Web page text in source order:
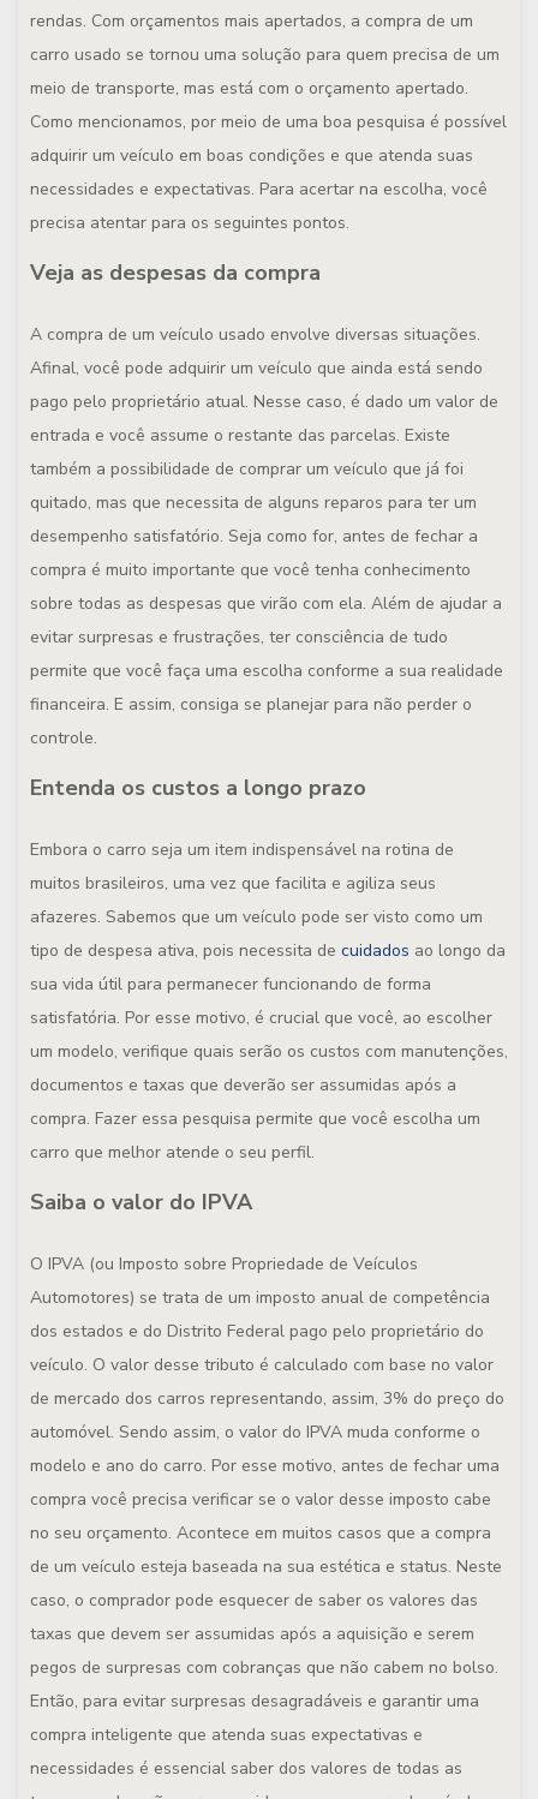
rendas. Com orçamentos mais apertados, a compra de um
carro usado se tornou uma solução para quem precisa de um
meio de transporte, mas está com o orçamento apertado.
Como mencionamos, por meio de uma boa pesquisa é possível
adquirir um veículo em boas condições e que atenda suas
necessidades e expectativas. Para acertar na escolha, você
precisa atentar para os seguintes pontos.
Veja as despesas da compra
A compra de um veículo usado envolve diversas situações.
Afinal, você pode adquirir um veículo que ainda está sendo
pago pelo proprietário atual. Nesse caso, é dado um valor de
entrada e você assume o restante das parcelas. Existe
também a possibilidade de comprar um veículo que já foi
quitado, mas que necessita de alguns reparos para ter um
desempenho satisfatório. Seja como for, antes de fechar a
compra é muito importante que você tenha conhecimento
sobre todas as despesas que virão com ela. Além de ajudar a
evitar surpresas e frustrações, ter consciência de tudo
permite que você faça uma escolha conforme a sua realidade
financeira. E assim, consiga se planejar para não perder o
controle.
Entenda os custos a longo prazo
Embora o carro seja um item indispensável na rotina de
muitos brasileiros, uma vez que facilita e agiliza seus
afazeres. Sabemos que um veículo pode ser visto como um
tipo de despesa ativa, pois necessita de cuidados ao longo da
sua vida útil para permanecer funcionando de forma
satisfatória. Por esse motivo, é crucial que você, ao escolher
um modelo, verifique quais serão os custos com manutenções,
documentos e taxas que deverão ser assumidas após a
compra. Fazer essa pesquisa permite que você escolha um
carro que melhor atende o seu perfil.
Saiba o valor do IPVA
O IPVA (ou Imposto sobre Propriedade de Veículos
Automotores) se trata de um imposto anual de competência
dos estados e do Distrito Federal pago pelo proprietário do
veículo. O valor desse tributo é calculado com base no valor
de mercado dos carros representando, assim, 3% do preço do
automóvel. Sendo assim, o valor do IPVA muda conforme o
modelo e ano do carro. Por esse motivo, antes de fechar uma
compra você precisa verificar se o valor desse imposto cabe
no seu orçamento. Acontece em muitos casos que a compra
de um veículo esteja baseada na sua estética e status. Neste
caso, o comprador pode esquecer de saber os valores das
taxas que devem ser assumidas após a aquisição e serem
pegos de surpresas com cobranças que não cabem no bolso.
Então, para evitar surpresas desagradáveis e garantir uma
compra inteligente que atenda suas expectativas e
necessidades é essencial saber dos valores de todas as